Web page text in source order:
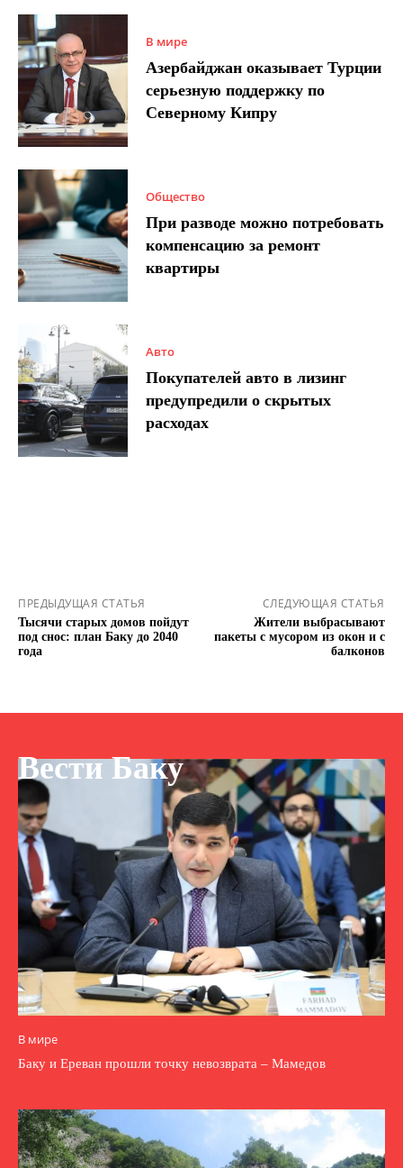
В мире
Азербайджан оказывает Турции
серьезную поддержку по
Северному Кипру
Общество
При разводе можно потребовать
компенсацию за ремонт
квартиры
Авто
Покупателей авто в лизинг
предупредили о скрытых
расходах
ПРЕДЫДУЩАЯ СТАТЬЯ
Тысячи старых домов пойдут
под снос: план Баку до 2040
года
СЛЕДУЮЩАЯ СТАТЬЯ
Жители выбрасывают
пакеты с мусором из окон и с
балконов
Вести Баку
В мире
Баку и Ереван прошли точку невозврата – Мамедов